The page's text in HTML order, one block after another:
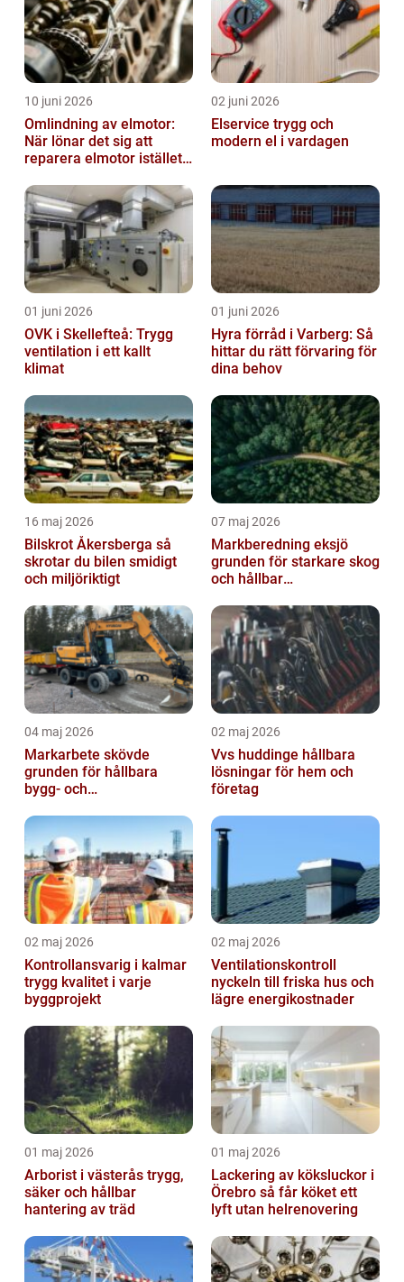
10 juni 2026
Omlindning av elmotor:
När lönar det sig att
reparera elmotor istället
02 juni 2026
Elservice trygg och
modern el i vardagen
01 juni 2026
OVK i Skellefteå: Trygg
ventilation i ett kallt
klimat
01 juni 2026
Hyra förråd i Varberg: Så
hittar du rätt förvaring för
dina behov
16 maj 2026
Bilskrot Åkersberga så
skrotar du bilen smidigt
och miljöriktigt
07 maj 2026
Markberedning eksjö
grunden för starkare skog
och hållbar
04 maj 2026
Markarbete skövde
grunden för hållbara
bygg- och
02 maj 2026
Vvs huddinge hållbara
lösningar för hem och
företag
02 maj 2026
Kontrollansvarig i kalmar
trygg kvalitet i varje
byggprojekt
02 maj 2026
Ventilationskontroll
nyckeln till friska hus och
lägre energikostnader
01 maj 2026
Arborist i västerås trygg,
säker och hållbar
hantering av träd
01 maj 2026
Lackering av köksluckor i
Örebro så får köket ett
lyft utan helrenovering